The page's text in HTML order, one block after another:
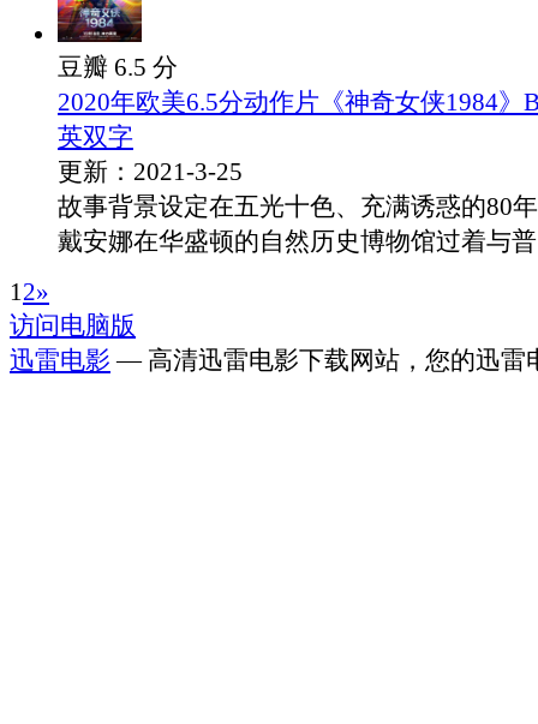
豆瓣 6.5 分
2020年欧美6.5分动作片《神奇女侠1984》
英双字
更新：2021-3-25
故事背景设定在五光十色、充满诱惑的80
戴安娜在华盛顿的自然历史博物馆过着与
12»
访问电脑版
迅雷电影 — 高清迅雷电影下载网站，您的迅雷